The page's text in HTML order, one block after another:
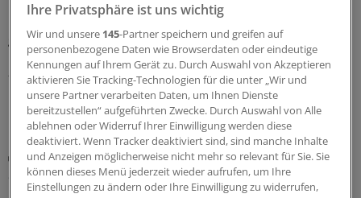
Bei einem Immundefekt ist das Immunsystem
geschwächt oder in seiner Funktionsweise gestört. Wie
unterscheiden sich die primäre und die sekundäre Form
– und welche Differenzialdiagnosen gibt es?
17.07.2026
Möglicher Ansatz für Screening
Schützt IgE im Serum vor einer CLL?
Ihre Privatsphäre ist uns wichtig
Wir und unsere 145-Partner speichern und greifen auf
personenbezogene Daten wie Browserdaten oder eindeutige
Kennungen auf Ihrem Gerät zu. Durch Auswahl von Akzeptieren
aktivieren Sie Tracking-Technologien für die unter „Wir und
unsere Partner verarbeiten Daten, um Ihnen Dienste
bereitzustellen“ aufgeführten Zwecke. Durch Auswahl von Alle
ablehnen oder Widerruf Ihrer Einwilligung werden diese
deaktiviert. Wenn Tracker deaktiviert sind, sind manche Inhalte
und Anzeigen möglicherweise nicht mehr so relevant für Sie. Sie
können dieses Menü jederzeit wieder aufrufen, um Ihre
Einstellungen zu ändern oder Ihre Einwilligung zu widerrufen,